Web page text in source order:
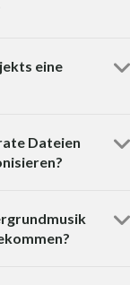
eine
Dateien